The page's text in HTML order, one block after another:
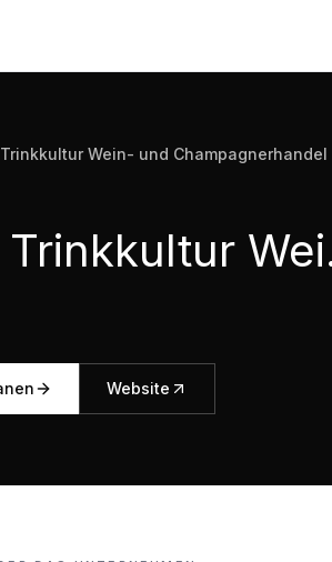
Wein- und Champagnerhandel
Website